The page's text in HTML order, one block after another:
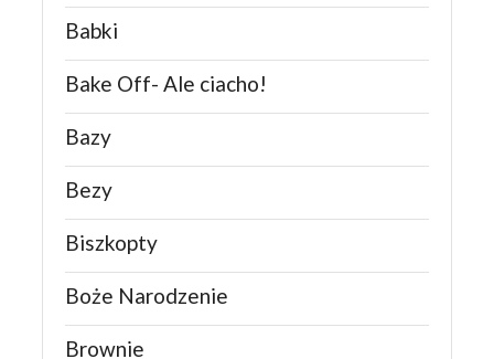
Babki
Bake Off- Ale ciacho!
Bazy
Bezy
Biszkopty
Boże Narodzenie
Brownie